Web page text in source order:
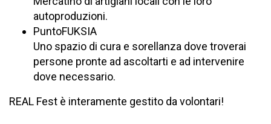
autoproduzioni.
PuntoFUKSIA
Uno spazio di cura e sorellanza dove troverai
persone pronte ad ascoltarti e ad intervenire
dove necessario.
REAL Fest è interamente gestito da volontari!